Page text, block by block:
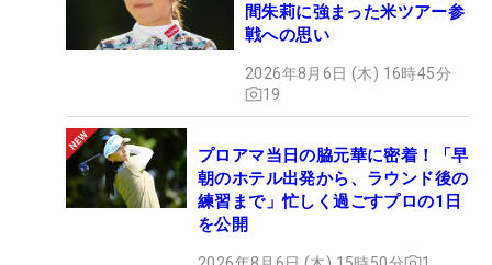
間朱莉に強まった米ツアー参
戦への思い
2026年8月6日 (木) 16時45分
19
プロアマ当日の脇元華に密着！「早
朝のホテル出発から、ラウンド後の
練習まで」忙しく過ごすプロの1日
を公開